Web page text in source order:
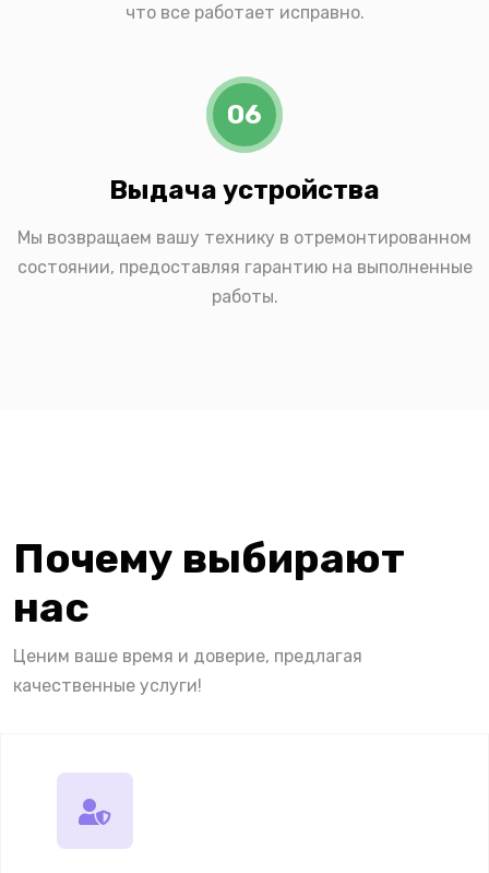
что все работает исправно.
06
Выдача устройства
Мы возвращаем вашу технику в отремонтированном
состоянии, предоставляя гарантию на выполненные
работы.
Почему выбирают
нас
Ценим ваше время и доверие, предлагая
качественные услуги!